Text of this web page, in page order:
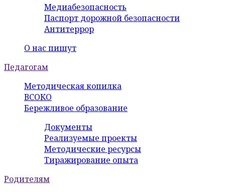
Медиабезопасность
Паспорт дорожной безопасности
Антитеррор
О нас пишут
Педагогам
Методическая копилка
ВСОКО
Бережливое образование
Документы
Реализуемые проекты
Методические ресурсы
Тиражирование опыта
Родителям